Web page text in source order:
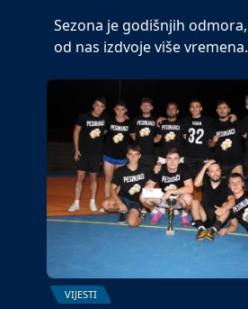
Sezona je godišnjih
od nas izdvoje više
VIJESTI